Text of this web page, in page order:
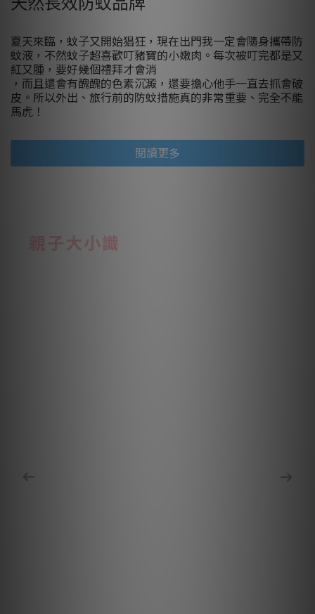
夏天來臨，蚊子又開始猖狂，現在出門我一定會隨身攜帶防
蚊液，不然蚊子超喜歡叮豬寶的小嫩肉。每次被叮完都是又
紅又腫，要好幾個禮拜才會消
，而且還會有醜醜的色素沉澱，還要擔心他手一直去抓會破
皮。所以外出、旅行前的防蚊措施真的非常重要、完全不能
馬虎！
閱讀更多
親子大小識